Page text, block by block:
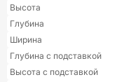
Высота
Глубина
Ширина
Глубина с подставкой
Высота с подставкой